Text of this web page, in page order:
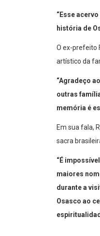
“Esse
história de
O ex-prefeito
artístico da
“Agradeço
outras
memória é
Em sua fala,
sacra
“É
maiores
durante a
Osasco ao